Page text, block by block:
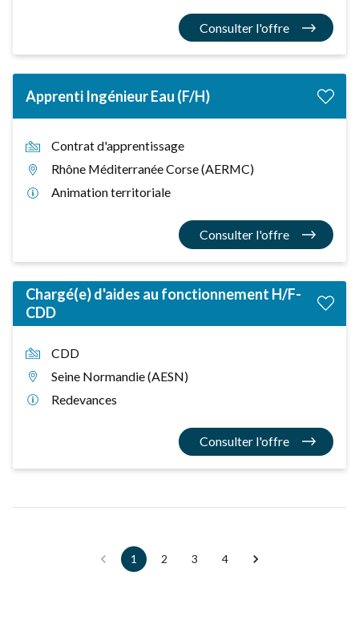
Consulter l'offre
Apprenti Ingénieur Eau (F/H)
Contrat d'apprentissage
Rhône Méditerranée Corse (AERMC)
Animation territoriale
Consulter l'offre
Chargé(e) d'aides au fonctionnement H/F-
CDD
CDD
Seine Normandie (AESN)
Redevances
Consulter l'offre
1 2 3 4